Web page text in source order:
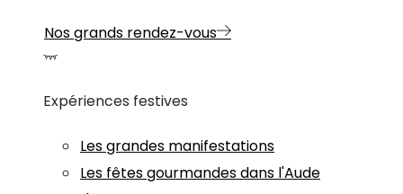
Nos grands rendez-vous
Expériences festives
Les grandes manifestations
Les fêtes gourmandes dans l'Aude